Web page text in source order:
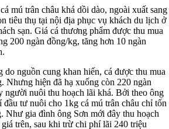
mú trân châu khá dồi dào, ngoài xuất sang
tiêu thụ tại nội địa phục vụ khách du lịch ở
sạn. Giá cá thương phẩm được thu mua
200 ngàn đồng/kg, tăng hơn 10 ngàn
do nguồn cung khan hiến, cá được thu mua
Nhưng hiện đã hạ xuống còn 220 ngàn
người nuôi thu hoạch lãi khá. Bởi theo ông
tư nuôi cho 1kg cá mú trân châu chỉ tốn
Như gia đình ông Sơn mới đây thu hoạch
trên, sau khi trừ chi phí lãi 240 triệu